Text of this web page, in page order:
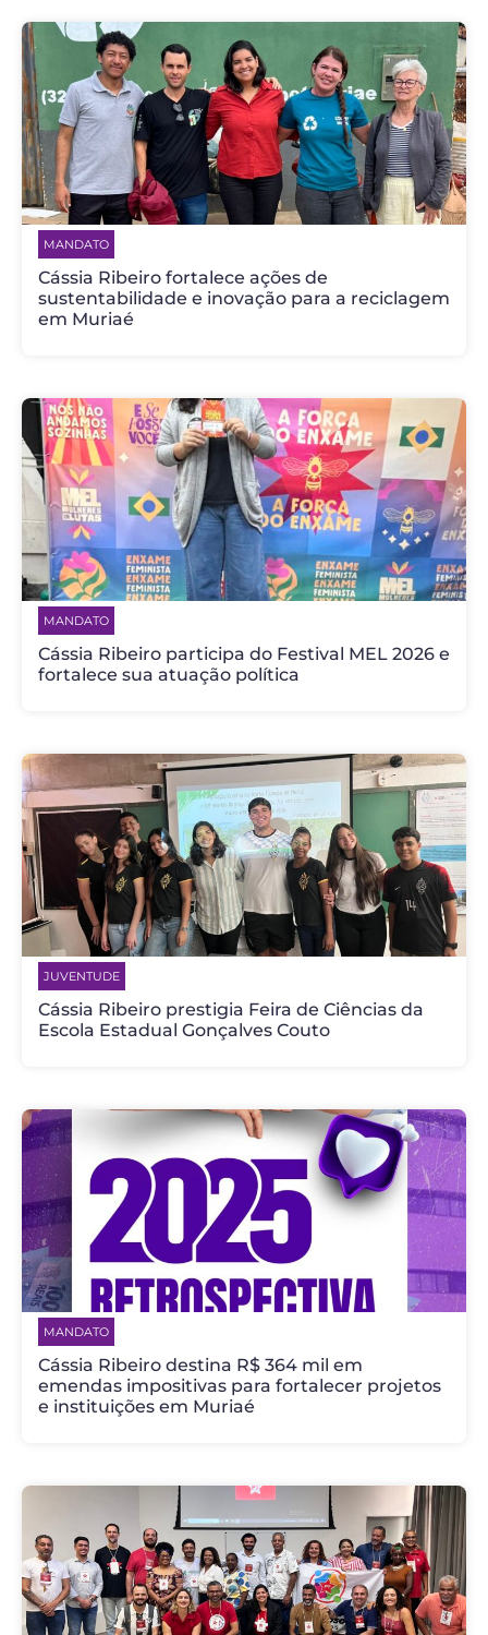
MANDATO
Cássia Ribeiro fortalece ações de
sustentabilidade e inovação para a reciclagem
em Muriaé
MANDATO
Cássia Ribeiro participa do Festival MEL 2026 e
fortalece sua atuação política
JUVENTUDE
Cássia Ribeiro prestigia Feira de Ciências da
Escola Estadual Gonçalves Couto
MANDATO
Cássia Ribeiro destina R$ 364 mil em
emendas impositivas para fortalecer projetos
e instituições em Muriaé